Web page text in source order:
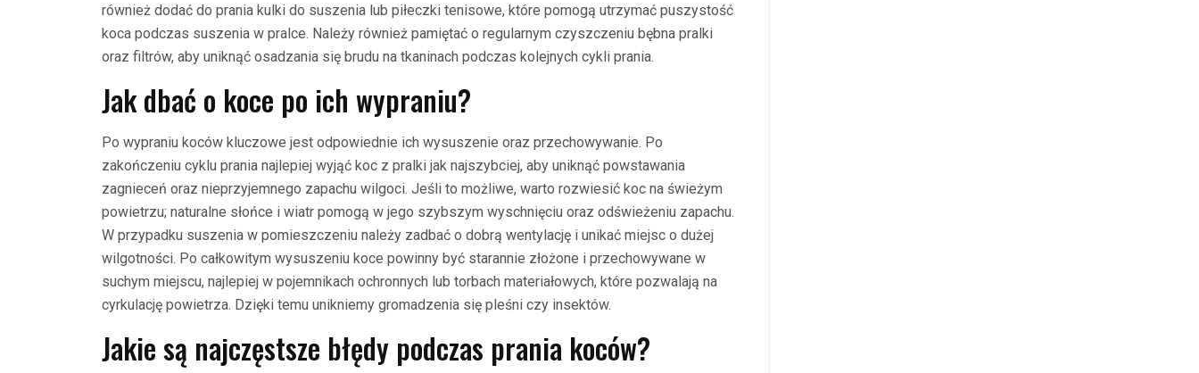
również dodać do prania kulki do suszenia lub piłeczki tenisowe, które pomogą utrzymać puszystość
koca podczas suszenia w pralce. Należy również pamiętać o regularnym czyszczeniu bębna pralki
oraz filtrów, aby uniknąć osadzania się brudu na tkaninach podczas kolejnych cykli prania.
Jak dbać o koce po ich wypraniu?
Po wypraniu koców kluczowe jest odpowiednie ich wysuszenie oraz przechowywanie. Po
zakończeniu cyklu prania najlepiej wyjąć koc z pralki jak najszybciej, aby uniknąć powstawania
zagnieceń oraz nieprzyjemnego zapachu wilgoci. Jeśli to możliwe, warto rozwiesić koc na świeżym
powietrzu; naturalne słońce i wiatr pomogą w jego szybszym wyschnięciu oraz odświeżeniu zapachu.
W przypadku suszenia w pomieszczeniu należy zadbać o dobrą wentylację i unikać miejsc o dużej
wilgotności. Po całkowitym wysuszeniu koce powinny być starannie złożone i przechowywane w
suchym miejscu, najlepiej w pojemnikach ochronnych lub torbach materiałowych, które pozwalają na
cyrkulację powietrza. Dzięki temu unikniemy gromadzenia się pleśni czy insektów.
Jakie są najczęstsze błędy podczas prania koców?